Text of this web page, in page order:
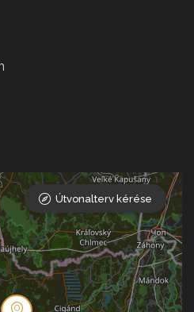
Útvonalterv kérése